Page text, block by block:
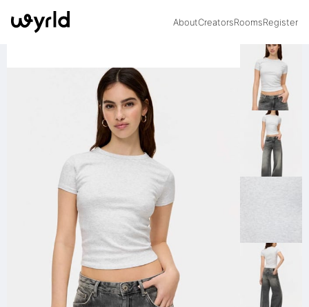
AboutCreatorsRoomsRegister